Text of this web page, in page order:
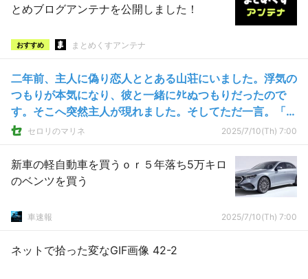
とめブログアンテナを公開しました！
おすすめ まとめくすアンテナ
二年前、主人に偽り恋人ととある山荘にいました。浮気の
つもりが本気になり、彼と一緒にﾀﾋぬつもりだったので
す。そこへ突然主人が現れました。そしてただ一言。「帰
ろう。」
セロリのマリネ 2025/7/10(Th) 7:00
新車の軽自動車を買うｏｒ５年落ち5万キロ
のベンツを買う
車速報 2025/7/10(Th) 7:00
ネットで拾った変なGIF画像 42-2